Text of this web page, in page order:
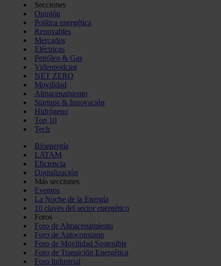
Secciones
Opinión
Política energética
Renovables
Mercados
Eléctricas
Petróleo & Gas
Videopodcast
NET ZERO
Movilidad
Almacenamiento
Startups & Innovación
Hidrógeno
Top 10
Tech
Bioenergía
LATAM
Eficiencia
Digitalización
Más secciones
Eventos
La Noche de la Energía
10 claves del sector energético
Foros
Foro de Almacenamiento
Foro de Autoconsumo
Foro de Movilidad Sostenible
Foro de Transición Energética
Foro Industrial